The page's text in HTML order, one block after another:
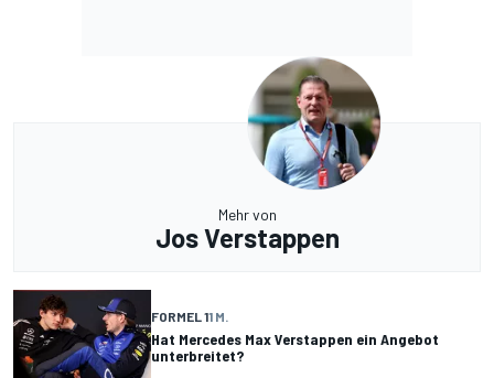
Mehr von
Jos Verstappen
FORMEL 11 M.
Hat Mercedes Max Verstappen ein Angebot
unterbreitet?